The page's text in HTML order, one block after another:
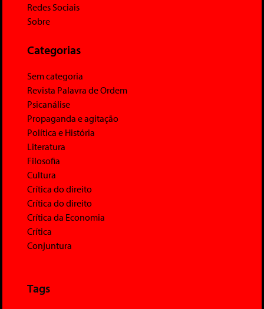
Redes Sociais
Sobre
Categorias
Sem categoria
Revista Palavra de Ordem
Psicanálise
Propaganda e agitação
Política e História
Literatura
Filosofia
Cultura
Crítica do direito
Crítica do direito
Crítica da Economia
Crítica
Conjuntura
Tags